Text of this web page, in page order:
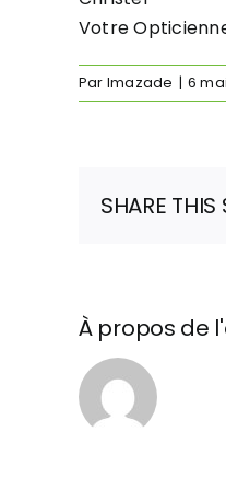
Votre
Par lmazade | 6
SHARE
À propos de